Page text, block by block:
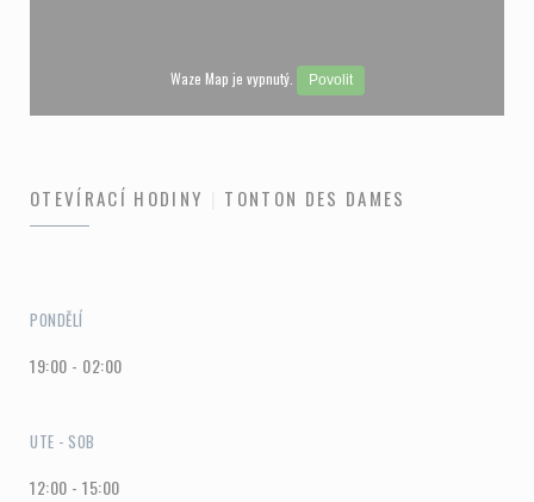
Waze Map je vypnutý. Povolit
OTEVÍRACÍ HODINY TONTON DES DAMES
PONDĚLÍ
19:00 - 02:00
UTE - SOB
12:00 - 15:00